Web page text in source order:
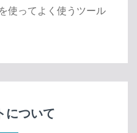
使ってよく使うツール
について